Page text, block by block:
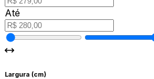
Até
Largura (cm)